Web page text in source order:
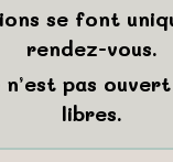
se font
rendez-vous.
pas
libres.